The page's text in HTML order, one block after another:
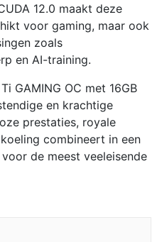
12.0 maakt deze
voor gaming, maar ook
zoals
en AI-training.
GAMING OC met 16GB
en krachtige
prestaties, royale
combineert in een
de meest veeleisende